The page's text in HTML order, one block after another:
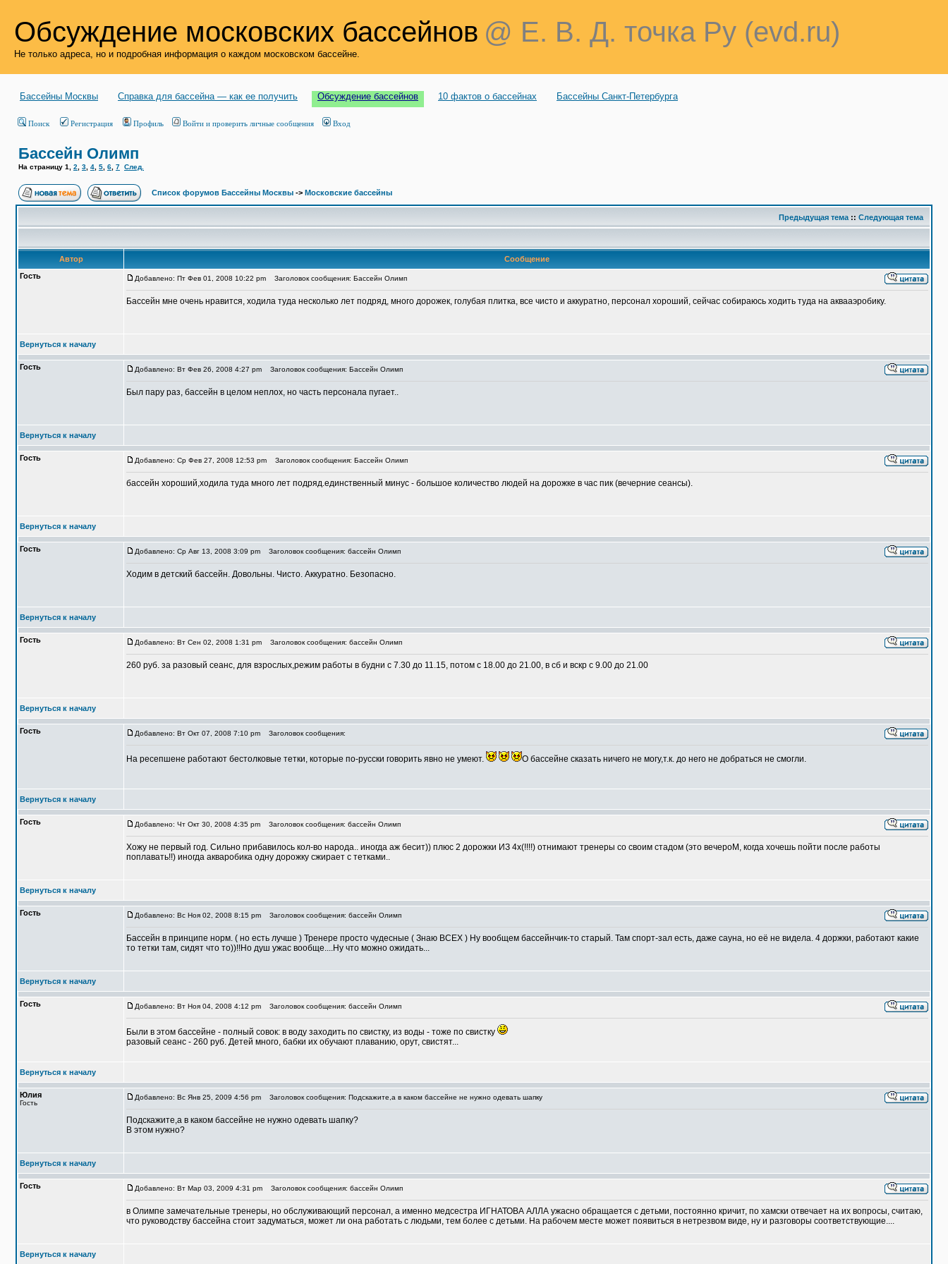
Обсуждение московских бассейнов @ Е. В. Д. точка Ру (evd.ru)
Не только адреса, но и подробная информация о каждом московском бассейне.
Бассейны Москвы Справка для бассейна — как ее получить Обсуждение бассейнов 10 фактов о бассейнах Бассейны Санкт-Петербурга
Поиск Регистрация Профиль Войти и проверить личные сообщения Вход
Бассейн Олимп
На страницу 1 2 3 4 5 6 7 След.
Список форумов Бассейны Москвы -> Московские бассейны
Предыдущая тема :: Следующая тема
Автор
Сообщение
Гость
Добавлено: Пт Фев 01, 2008 10:22 pm Заголовок сообщения: Бассейн Олимп
Бассейн мне очень нравится, ходила туда несколько лет подряд, много дорожек, голубая плитка, все чисто и аккуратно, персонал хороший, сейчас собираюсь ходить туда на аквааэробику.
Вернуться к началу
Гость Добавлено: Вт Фев 26, 2008 4:27 pm Заголовок сообщения: Бассейн Олимп
Был пару раз, бассейн в целом неплох, но часть персонала пугает..
Вернуться к началу
Гость Добавлено: Ср Фев 27, 2008 12:53 pm Заголовок сообщения: Бассейн Олимп
бассейн хороший,ходила туда много лет подряд.единственный минус - большое количество людей на дорожке в час пик (вечерние сеансы).
Вернуться к началу
Гость Добавлено: Ср Авг 13, 2008 3:09 pm Заголовок сообщения: бассейн Олимп
Ходим в детский бассейн. Довольны. Чисто. Аккуратно. Безопасно.
Вернуться к началу
Гость Добавлено: Вт Сен 02, 2008 1:31 pm Заголовок сообщения: бассейн Олимп
260 руб. за разовый сеанс, для взрослых,режим работы в будни с 7.30 до 11.15, потом с 18.00 до 21.00, в сб и вскр с 9.00 до 21.00
Вернуться к началу
Гость Добавлено: Вт Окт 07, 2008 7:10 pm Заголовок сообщения:
На ресепшене работают бестолковые тетки, которые по-русски говорить явно не умеют. О бассейне сказать ничего не могу,т.к. до него не добраться не смогли.
Вернуться к началу
Гость Добавлено: Чт Окт 30, 2008 4:35 pm Заголовок сообщения: бассейн Олимп
Хожу не первый год. Сильно прибавилось кол-во народа.. иногда аж бесит)) плюс 2 дорожки ИЗ 4х(!!!!) отнимают тренеры со своим стадом (это вечероМ, когда хочешь пойти после работы
поплавать!!) иногда акваробика одну дорожку сжирает с тетками..
Вернуться к началу
Гость Добавлено: Вс Ноя 02, 2008 8:15 pm Заголовок сообщения: бассейн Олимп
Бассейн в принципе норм. ( но есть лучше ) Тренере просто чудесные ( Знаю ВСЕХ ) Ну вообщем бассейнчик-то старый. Там спорт-зал есть, даже сауна, но её не видела. 4 доржки, работают какие
то тетки там, сидят что то))!!Но душ ужас вообще....Ну что можно ожидать...
Вернуться к началу
Гость Добавлено: Вт Ноя 04, 2008 4:12 pm Заголовок сообщения: бассейн Олимп
Были в этом бассейне - полный совок: в воду заходить по свистку, из воды - тоже по свистку
разовый сеанс - 260 руб. Детей много, бабки их обучают плаванию, орут, свистят...
Вернуться к началу
Юлия
Гость
Добавлено: Вс Янв 25, 2009 4:56 pm Заголовок сообщения: Подскажите,а в каком бассейне не нужно одевать шапку
Подскажите,а в каком бассейне не нужно одевать шапку?
В этом нужно?
Вернуться к началу
Гость Добавлено: Вт Мар 03, 2009 4:31 pm Заголовок сообщения: бассейн Олимп
в Олимпе замечательные тренеры, но обслуживающий персонал, а именно медсестра ИГНАТОВА АЛЛА ужасно обращается с детьми, постоянно кричит, по хамски отвечает на их вопросы, считаю,
что руководству бассейна стоит задуматься, может ли она работать с людьми, тем более с детьми. На рабочем месте может появиться в нетрезвом виде, ну и разговоры соответствующие....
Вернуться к началу